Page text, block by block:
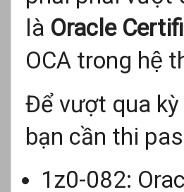
là Oracle
OCA trong hệ
Để vượt qua
bạn cần thi
1z0-082: